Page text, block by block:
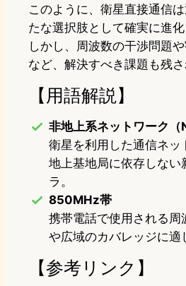
このように、衛星直接通信
たな選択肢として確実に進化
しかし、周波数の干渉問題
など、解決すべき課題も残さ
【用語解説】
非地上系ネットワーク（
衛星を利用した通信ネッ
地上基地局に依存しない
ラ。
850MHz帯
携帯電話で使用される周
や広域のカバレッジに適
【参考リンク】